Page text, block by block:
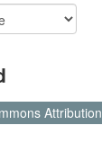
Attribution